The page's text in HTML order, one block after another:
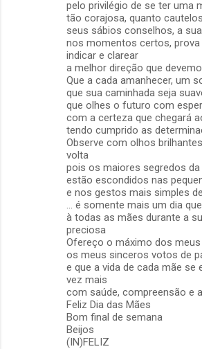
pelo privilégio de se ter uma
tão corajosa, quanto
seus sábios conselhos, a
nos momentos certos,
indicar e clarear
a melhor direção que
Que a cada amanhecer, um
que sua caminhada seja
que olhes o futuro com
com a certeza que chegará
tendo cumprido as
Observe com olhos
volta
pois os maiores segredos da
estão escondidos nas
e nos gestos mais simples
... é somente mais um dia
à todas as mães durante a
preciosa
Ofereço o máximo dos
os meus sinceros votos de
e que a vida de cada mãe se
vez mais
com saúde, compreensão e
Feliz Dia das Mães
Bom final de semana
Beijos
(IN)FELIZ